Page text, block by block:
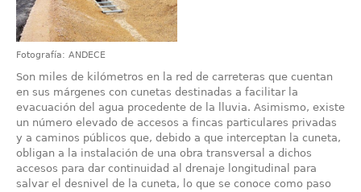
Fotografía: ANDECE
Son miles de kilómetros en la red de carreteras que cuentan
en sus márgenes con cunetas destinadas a facilitar la
evacuación del agua procedente de la lluvia. Asimismo, existe
un número elevado de accesos a fincas particulares privadas
y a caminos públicos que, debido a que interceptan la cuneta,
obligan a la instalación de una obra transversal a dichos
accesos para dar continuidad al drenaje longitudinal para
salvar el desnivel de la cuneta, lo que se conoce como paso